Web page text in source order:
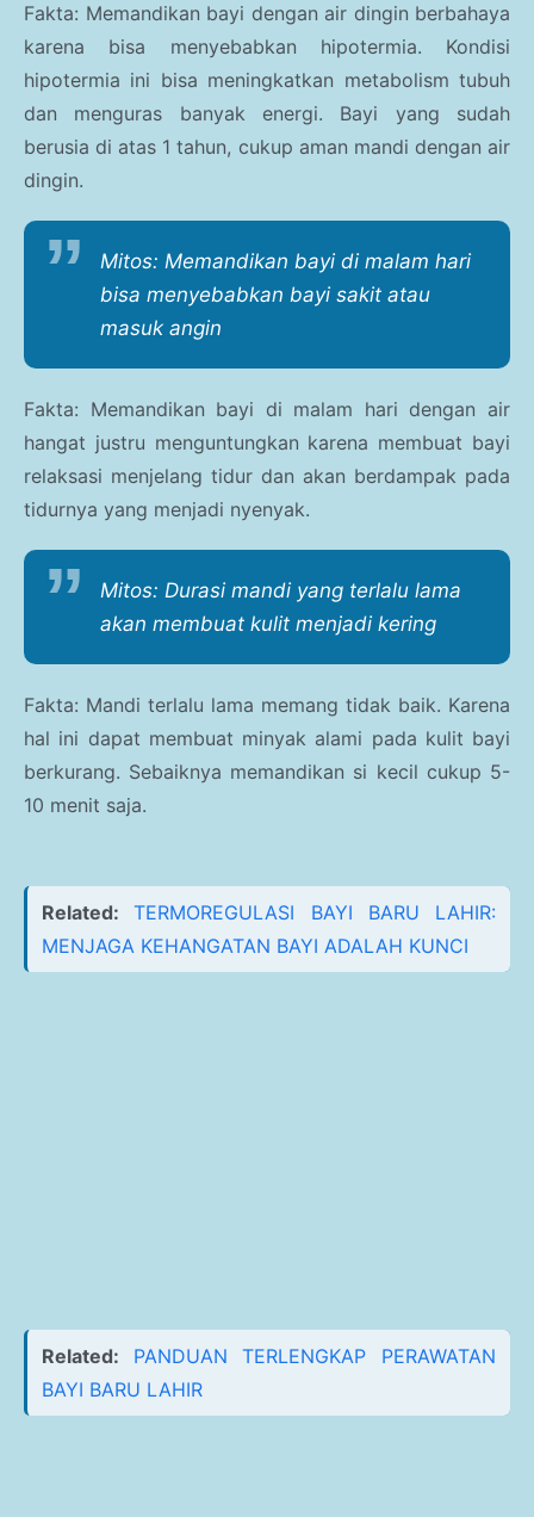
Fakta: Memandikan bayi dengan air dingin berbahaya
karena bisa menyebabkan hipotermia. Kondisi
hipotermia ini bisa meningkatkan metabolism tubuh
dan menguras banyak energi. Bayi yang sudah
berusia di atas 1 tahun, cukup aman mandi dengan air
dingin.
Mitos: Memandikan bayi di malam hari
bisa menyebabkan bayi sakit atau
masuk angin
Fakta: Memandikan bayi di malam hari dengan air
hangat justru menguntungkan karena membuat bayi
relaksasi menjelang tidur dan akan berdampak pada
tidurnya yang menjadi nyenyak.
Mitos: Durasi mandi yang terlalu lama
akan membuat kulit menjadi kering
Fakta: Mandi terlalu lama memang tidak baik. Karena
hal ini dapat membuat minyak alami pada kulit bayi
berkurang. Sebaiknya memandikan si kecil cukup 5-
10 menit saja.
Related:TERMOREGULASI BAYI BARU LAHIR:
MENJAGA KEHANGATAN BAYI ADALAH KUNCI
Related: PANDUAN TERLENGKAP PERAWATAN
BAYI BARU LAHIR